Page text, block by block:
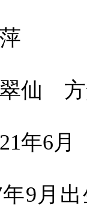
仙
年6月
年9月